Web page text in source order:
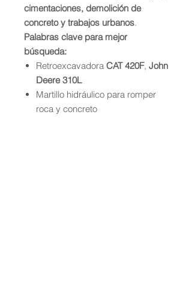
cimentaciones, demolición de
concreto y trabajos urbanos.
Palabras clave para mejor
búsqueda:
Retroexcavadora CAT 420F, John
Deere 310L
Martillo hidráulico para romper
roca y concreto